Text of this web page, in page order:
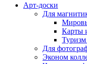
Арт-доски
Для
Карты
Для
Эконом